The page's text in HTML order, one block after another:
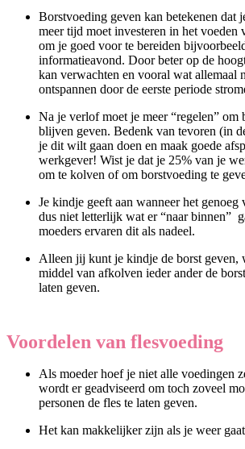
Borstvoeding geven kan betekenen dat
meer tijd moet investeren in het voeden
om je goed voor te bereiden
informatieavond. Door beter op de
kan verwachten en vooral wat allemaal
ontspannen door de eerste periode
Na je verlof moet je meer “regelen” om
blijven geven. Bedenk van tevoren (in
je dit wilt gaan doen en maak goede
werkgever! Wist je dat je 25% van je
om te kolven of om borstvoeding te
Je kindje geeft aan wanneer het genoeg
dus niet letterlijk wat er “naar binnen”
moeders ervaren dit als nadeel.
Alleen jij kunt je kindje de borst geven,
middel van afkolven ieder ander de
laten geven.
Voordelen van flesvoeding
Als moeder hoef je niet alle voedingen
wordt er geadviseerd om toch zoveel
personen de fles te laten geven.
Het kan makkelijker zijn als je weer